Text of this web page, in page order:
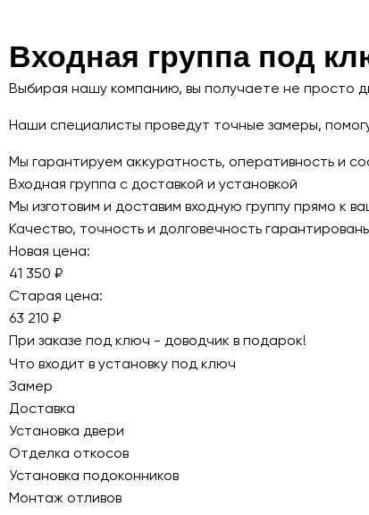
Входная группа под
Выбирая нашу компанию, вы получаете не просто
Наши специалисты проведут точные замеры,
Мы гарантируем аккуратность, оперативность и
Входная группа с доставкой и установкой
Мы изготовим и доставим входную группу прямо к
Качество, точность и долговечность
Новая цена:
41 350 ₽
Старая цена:
63 210 ₽
При заказе под ключ - доводчик в подарок!
Что входит в установку под ключ
Замер
Доставка
Установка двери
Отделка откосов
Установка подоконников
Монтаж отливов